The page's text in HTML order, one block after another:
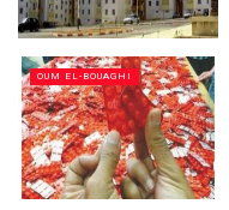
OUM EL-BOUAGHI